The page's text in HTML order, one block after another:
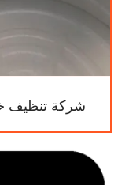
شركة تنظيف خزان